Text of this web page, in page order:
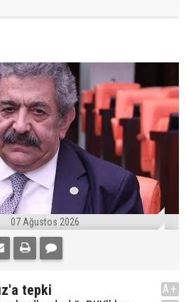
07 Ağustos 2026
tepki
A+